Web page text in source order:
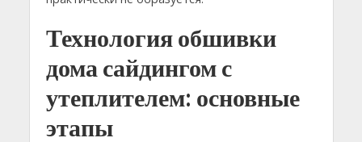
Технология обшивки
дома сайдингом с
утеплителем: основные
этапы